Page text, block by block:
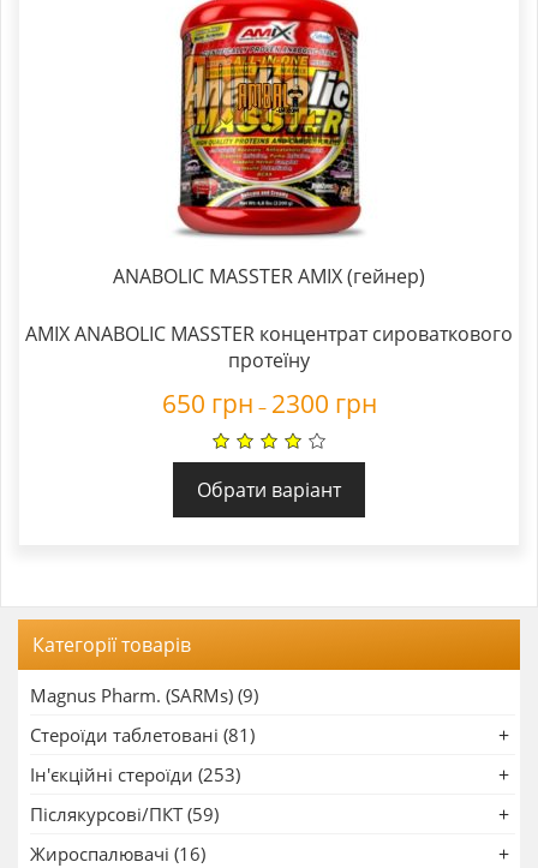
ANABOLIC MASSTER AMIX (гейнер)
AMIX ANABOLIC MASSTER концентрат сироваткового
протеїну
650 грн – 2300 грн
Обрати варіант
Категорії товарів
Magnus Pharm. (SARMs) (9)
Стероїди таблетовані (81)
Ін'єкційні стероїди (253)
Післякурсові/ПКТ (59)
Жироспалювачі (16)